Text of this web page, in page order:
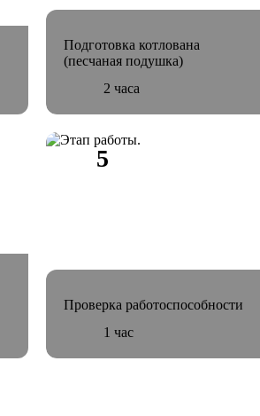
Подготовка котлована
(песчаная подушка)
2 часа
Проверка работоспособности
1 час